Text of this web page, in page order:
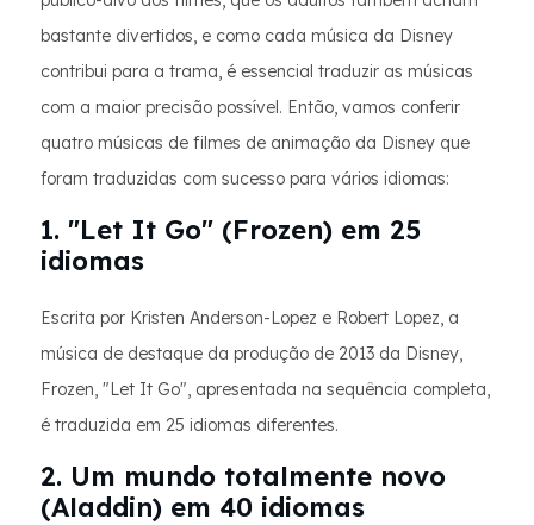
bastante divertidos, e como cada música da Disney
contribui para a trama, é essencial traduzir as músicas
com a maior precisão possível. Então, vamos conferir
quatro músicas de filmes de animação da Disney que
foram traduzidas com sucesso para vários idiomas:
1. "Let It Go" (Frozen) em 25
idiomas
Escrita por Kristen Anderson-Lopez e Robert Lopez, a
música de destaque da produção de 2013 da Disney,
Frozen, "Let It Go", apresentada na sequência completa,
é traduzida em 25 idiomas diferentes.
2. Um mundo totalmente novo
(Aladdin) em 40 idiomas